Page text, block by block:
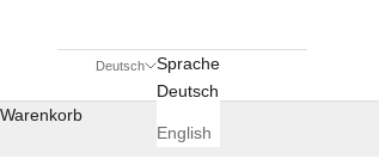
Deutsch
Sprache
Deutsch
English
Warenkorb